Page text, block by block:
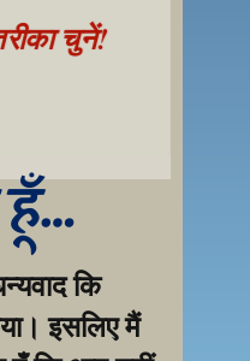
चुनें!
samarthan ke liye!
कि
इसलिए मैं